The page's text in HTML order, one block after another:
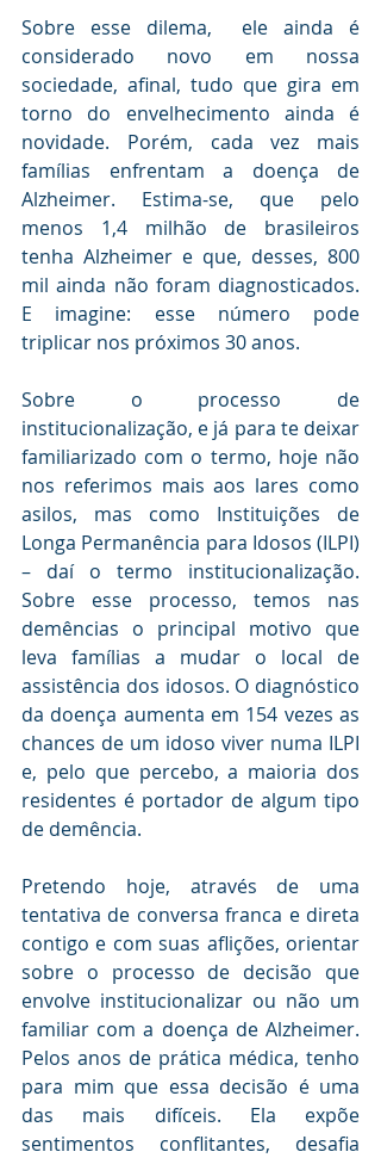
Sobre esse dilema,  ele ainda é
considerado novo em nossa
sociedade, afinal, tudo que gira em
torno do envelhecimento ainda é
novidade. Porém, cada vez mais
famílias enfrentam a doença de
Alzheimer. Estima-se, que pelo
menos 1,4 milhão de brasileiros
tenha Alzheimer e que, desses, 800
mil ainda não foram diagnosticados.
E imagine: esse número pode
triplicar nos próximos 30 anos.
Sobre o processo de
institucionalização, e já para te deixar
familiarizado com o termo, hoje não
nos referimos mais aos lares como
asilos, mas como Instituições de
Longa Permanência para Idosos (ILPI)
– daí o termo institucionalização.
Sobre esse processo, temos nas
demências o principal motivo que
leva famílias a mudar o local de
assistência dos idosos. O diagnóstico
da doença aumenta em 154 vezes as
chances de um idoso viver numa ILPI
e, pelo que percebo, a maioria dos
residentes é portador de algum tipo
de demência.
Pretendo hoje, através de uma
tentativa de conversa franca e direta
contigo e com suas aflições, orientar
sobre o processo de decisão que
envolve institucionalizar ou não um
familiar com a doença de Alzheimer.
Pelos anos de prática médica, tenho
para mim que essa decisão é uma
das mais difíceis. Ela expõe
sentimentos conflitantes, desafia